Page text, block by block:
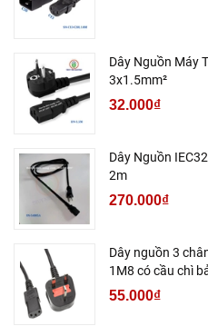
Dây Nguồn Máy
3x1.5mm²
32.000₫
Dây Nguồn
2m
270.000₫
Dây nguồn 3
1M8 có cầu chì
55.000₫